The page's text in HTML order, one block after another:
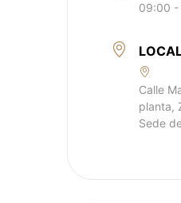
09:00 -
Calle
planta,
Sede